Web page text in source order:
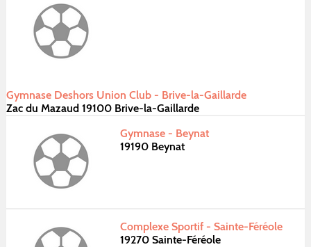
Gymnase Deshors Union Club - Brive-la-Gaillarde
Zac du Mazaud 19100 Brive-la-Gaillarde
Gymnase - Beynat
19190 Beynat
Complexe Sportif - Sainte-Féréole
19270 Sainte-Féréole